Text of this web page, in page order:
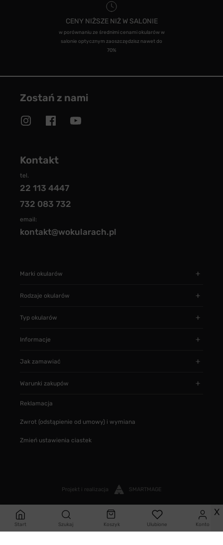
Start Szukaj Koszyk Ulubione Konto
CENY NIŻSZE NIŻ W SALONIE
w porównaniu ze średnimi cenami okularów w
salonie optycznym zaoszczędzisz nawet do
70%
Zostań z nami
Kontakt
tel.
22 113 4447
732 083 732
email:
kontakt@wokularach.pl
Marki okularów
Rodzaje okularów
Typ okularów
Informacje
Jak zamawiać
Warunki zakupów
Reklamacja
Zwrot (odstąpienie od umowy) i wymiana
Zmień ustawienia ciastek
Projekt i realizacja SMARTMAGE
X